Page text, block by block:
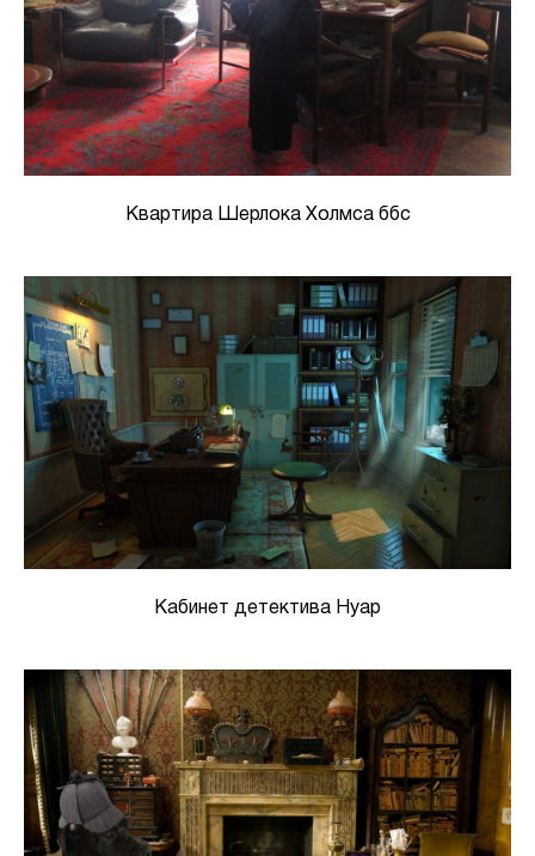
Квартира Шерлока Холмса ббс
Кабинет детектива Нуар